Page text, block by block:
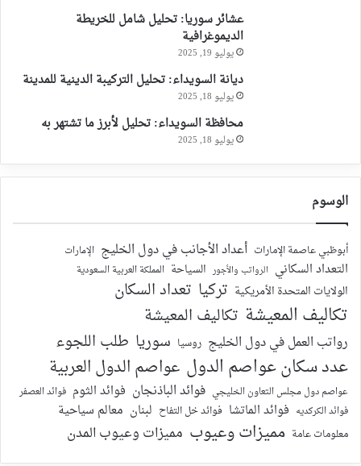
عشائر سوريا: تحليل شامل للخريطة
الديموغرافية
يوليو 19, 2025
ديانة السويداء: تحليل التركيبة الدينية للمدينة
يوليو 18, 2025
محافظة السويداء: تحليل لأبرز ما تشتهر به
يوليو 18, 2025
الوسوم
أبوظبي عاصمة الإمارات أعداد الأجانب في دول الخليج الإمارات
التعداد السكاني الرواتب والأجور السياحة المملكة العربية السعودية
الولايات المتحدة الأمريكية تركيا تعداد السكان
تكاليف المعيشة تكاليف المعيشة
رواتب العمل في دول الخليج روسيا سوريا طلب اللجوء
عدد سكان عواصم الدول عواصم الدول العربية
عواصم دول مجلس التعاون الخليجي فوائد الباذنجان فوائد الثوم فوائد العصفر
فوائد الكركديه فوائد الماتشا فوائد خل التفاح لبنان معالم سياحية
معلومات عامة مميزات وعيوب مميزات وعيوب المدن